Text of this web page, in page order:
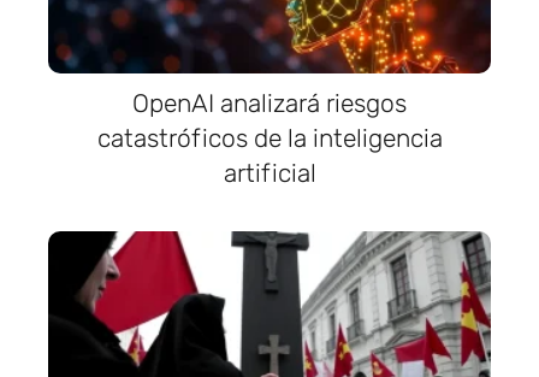
OpenAI analizará riesgos
catastróficos de la inteligencia
artificial